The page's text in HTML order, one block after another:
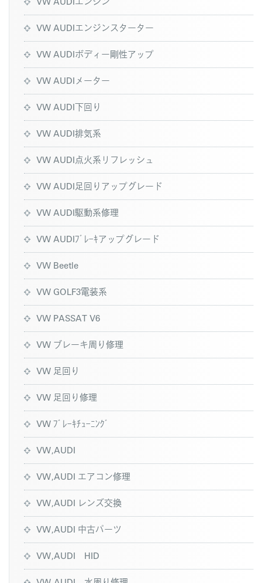
VW AUDIエンジンスターター
VW AUDIボディー剛性アップ
VW AUDIメーター
VW AUDI下回り
VW AUDI排気系
VW AUDI点火系リフレッシュ
VW AUDI足回りアップグレード
VW AUDI駆動系修理
VW AUDIﾌﾞﾚｰｷアップグレード
VW Beetle
VW GOLF3電装系
VW PASSAT V6
VW ブレーキ周り修理
VW 足回り
VW 足回り修理
VW ﾌﾞﾚｰｷﾁｭｰﾆﾝｸﾞ
VW,AUDI
VW,AUDI エアコン修理
VW,AUDI レンズ交換
VW,AUDI 中古パーツ
VW,AUDI HID